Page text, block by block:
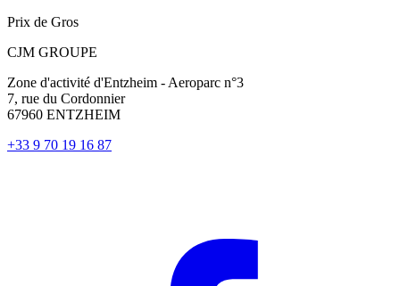
Prix de Gros
CJM GROUPE
Zone d'activité d'Entzheim - Aeroparc n°3
7, rue du Cordonnier
67960 ENTZHEIM
+33 9 70 19 16 87